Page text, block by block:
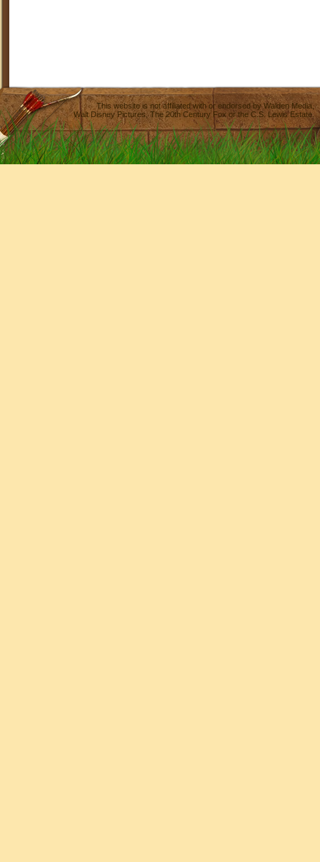
This website is not affiliated with or endorsed byWalden Media
Walt Disney Pictures,The 20th Century Fox or the C.S. Lewis Estate.